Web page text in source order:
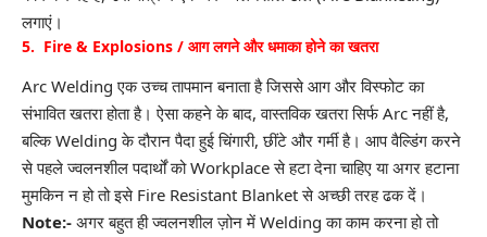
लगाएं।
5. Fire & Explosions / आग लगने और धमाका होने का खतरा
Arc Welding एक उच्च तापमान बनाता है जिससेआग और विस्फोट का
संभावित खतरा होता है। ऐसा कहने के बाद, वास्तविक खतरा सिर्फ Arc नहीं है,
बल्कि Welding के दौरान पैदा हुई चिंगारी, छींटे और गर्मी है। आप वैल्डिंग करने
से पहले ज्वलनशील पदार्थों को Workplace से हटा देना चाहिए या अगर हटाना
मुमकिन न हो तो इसे Fire Resistant Blanket से अच्छी तरह ढक दें।
Note:- अगर बहुत ही ज्वलनशील ज़ोन में Welding का काम करना हो तो